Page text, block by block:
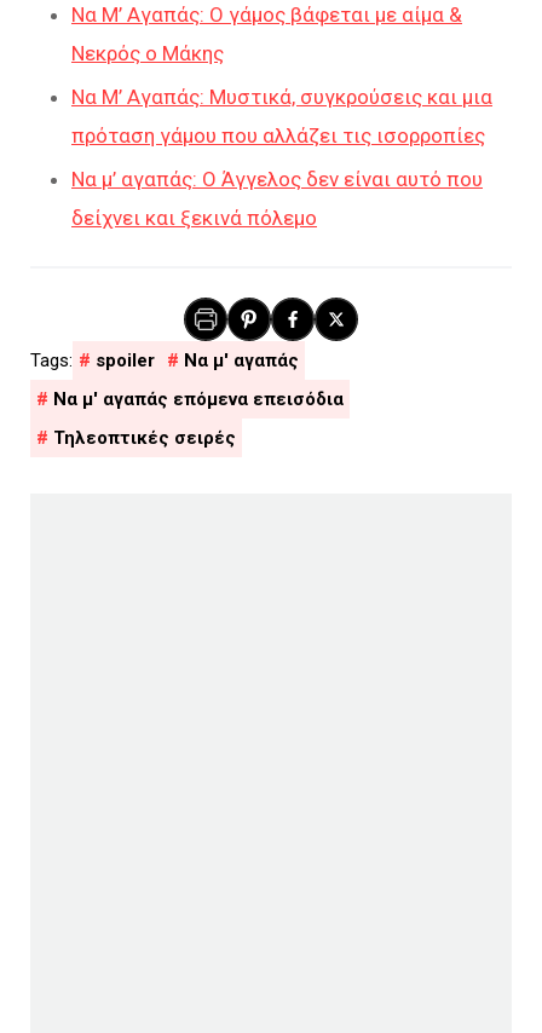
Να Μ’ Αγαπάς: Ο γάμος βάφεται με αίμα &
Νεκρός ο Μάκης
Να Μ’ Αγαπάς: Μυστικά, συγκρούσεις και μια
πρόταση γάμου που αλλάζει τις ισορροπίες
Να μ’ αγαπάς: Ο Άγγελος δεν είναι αυτό που
δείχνει και ξεκινά πόλεμο
spoiler
Να μ' αγαπάς
Να μ' αγαπάς επόμενα επεισόδια
Τηλεοπτικές σειρές